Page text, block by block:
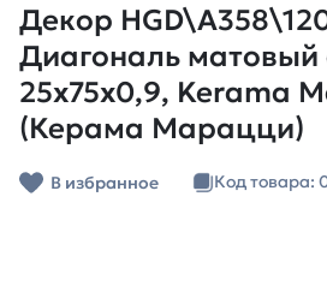
Декор
Диагональ матовый
25x75x0,9, Kerama
(Керама Марацци)
В избранное Код товара: